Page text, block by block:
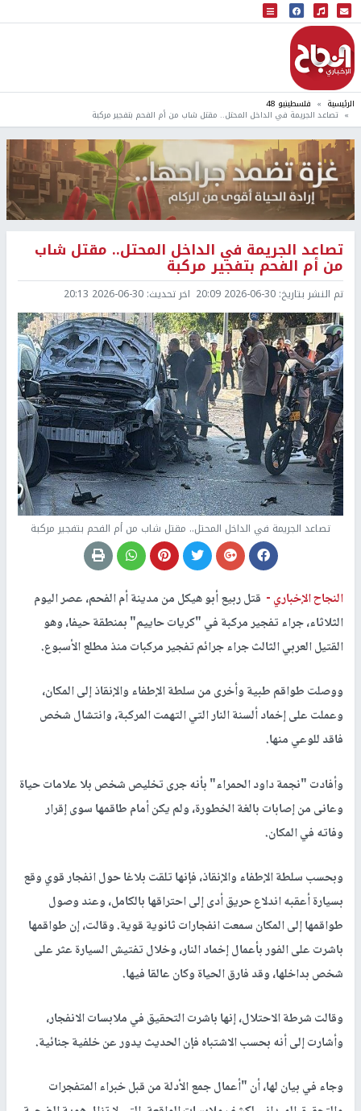
البث المباشر
إذاعة النجاح
الرئيسية فلسطينيو 48
تصاعد الجريمة في الداخل المحتل.. مقتل شاب من أم الفحم بتفجير مركبة
تصاعد الجريمة في الداخل المحتل.. مقتل شاب
من أم الفحم بتفجير مركبة
تم النشر بتاريخ: 2026-06-30 20:09 اخر تحديث: 2026-06-30 20:13
تصاعد الجريمة في الداخل المحتل.. مقتل شاب من أم الفحم بتفجير مركبة
النجاح الإخباري - قتل ربيع أبو هيكل من مدينة أم الفحم، عصر اليوم
الثلاثاء، جراء تفجير مركبة في "كريات حاييم" بمنطقة حيفا، وهو
القتيل العربي الثالث جراء جرائم تفجير مركبات منذ مطلع الأسبوع.
ووصلت طواقم طبية وأخرى من سلطة الإطفاء والإنقاذ إلى المكان،
وعملت على إخماد ألسنة النار التي التهمت المركبة، وانتشال شخص
فاقد للوعي منها.
وأفادت "نجمة داود الحمراء" بأنه جرى تخليص شخص بلا علامات حياة
وعانى من إصابات بالغة الخطورة، ولم يكن أمام طاقمها سوى إقرار
وفاته في المكان.
وبحسب سلطة الإطفاء والإنقاذ، فإنها تلقت بلاغا حول انفجار قوي وقع
بسيارة أعقبه اندلاع حريق أدى إلى احتراقها بالكامل، وعند وصول
طواقمها إلى المكان سمعت انفجارات ثانوية قوية. وقالت، إن طواقمها
باشرت على الفور بأعمال إخماد النار، وخلال تفتيش السيارة عثر على
شخص بداخلها، وقد فارق الحياة وكان عالقا فيها.
وقالت شرطة الاحتلال، إنها باشرت التحقيق في ملابسات الانفجار،
وأشارت إلى أنه بحسب الاشتباه فإن الحديث يدور عن خلفية جنائية.
وجاء في بيان لها، أن "أعمال جمع الأدلة من قبل خبراء المتفجرات